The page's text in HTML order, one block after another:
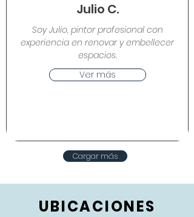
Julio C.
Soy Julio, pintor profesional con
experiencia en renovar y embellecer
espacios.
Ver más
Cargar más
UBICACIONES